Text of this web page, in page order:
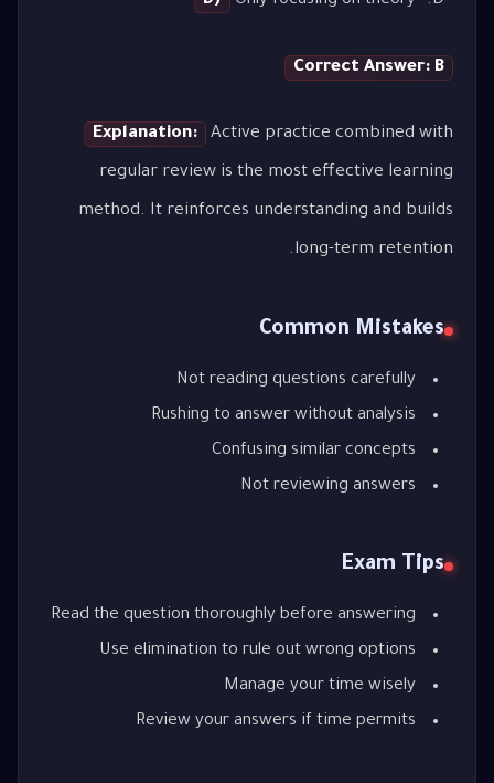
Correct Answer: B
Explanation: Active practice combined with
regular review is the most effective learning
method. It reinforces understanding and builds
long-term retention.
Common Mistakes
Not reading questions carefully
Rushing to answer without analysis
Confusing similar concepts
Not reviewing answers
Exam Tips
Read the question thoroughly before answering
Use elimination to rule out wrong options
Manage your time wisely
Review your answers if time permits